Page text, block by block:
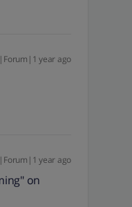
year ago
year ago
on